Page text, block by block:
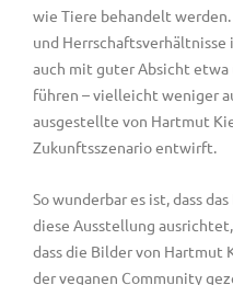
wie Tiere behandelt
und
auch mit guter Absicht etwa
führen – vielleicht weniger
ausgestellte von Hartmut
Zukunftsszenario entwirft.
So wunderbar es ist, dass
diese Ausstellung
dass die Bilder von Hartmut
der veganen Community